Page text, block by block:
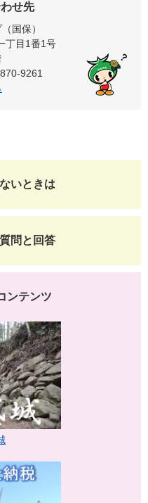
せ先
国保）
丁目1番1号
9261
いときは
問と回答
ンテンツ